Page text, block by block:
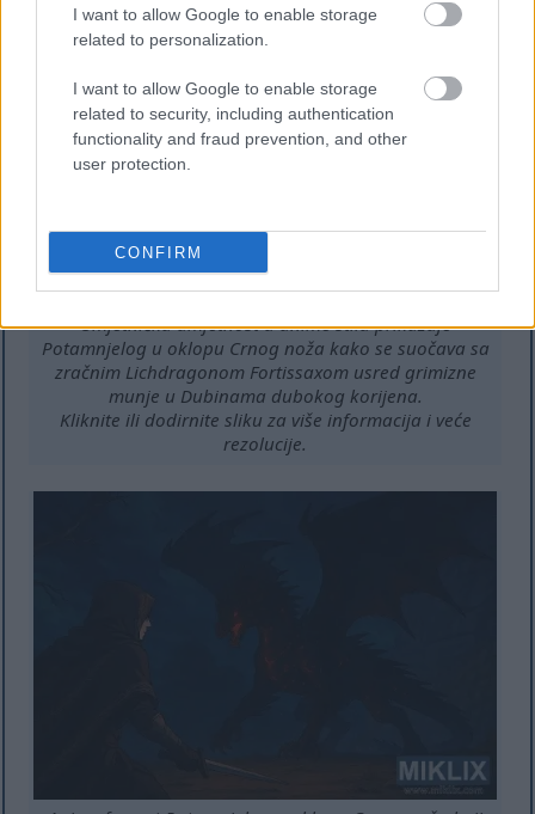
I want to allow Google to enable storage
related to personalization.
I want to allow Google to enable storage
related to security, including authentication
functionality and fraud prevention, and other
user protection.
CONFIRM
Umjetnička umjetnost u anime stilu prikazuje
Potamnjelog u oklopu Crnog noža kako se suočava sa
zračnim Lichdragonom Fortissaxom usred grimizne
munje u Dubinama dubokog korijena.
Kliknite ili dodirnite sliku za više informacija i veće
rezolucije.